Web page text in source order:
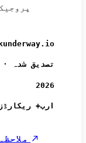
تصدیق شدہ ·
2026
بریچ انٹیلیجنس API · 15 ارب+ ریکارڈز